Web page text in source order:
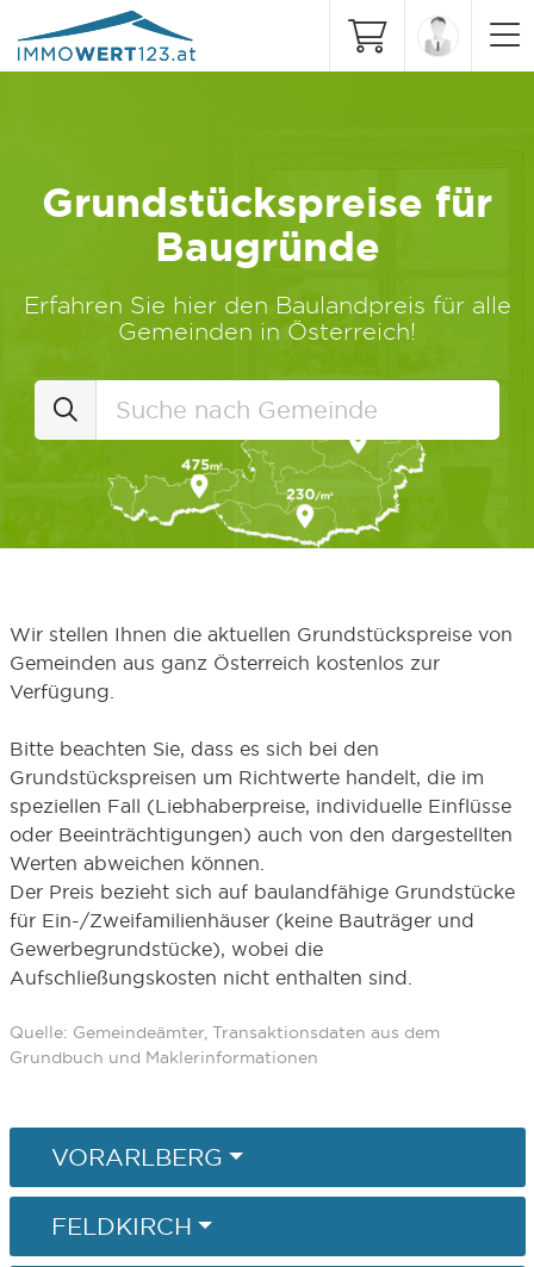
Grundstückspreise für
Baugründe
Erfahren Sie hier den Baulandpreis für alle
Gemeinden in Österreich!
Wir stellen Ihnen die aktuellen Grundstückspreise von
Gemeinden aus ganz Österreich kostenlos zur
Verfügung.
Bitte beachten Sie, dass es sich bei den
Grundstückspreisen um Richtwerte handelt, die im
speziellen Fall (Liebhaberpreise, individuelle Einflüsse
oder Beeinträchtigungen) auch von den dargestellten
Werten abweichen können.
Der Preis bezieht sich auf baulandfähige Grundstücke
für Ein-/Zweifamilienhäuser (keine Bauträger und
Gewerbegrundstücke), wobei die
Aufschließungskosten nicht enthalten sind.
Quelle: Gemeindeämter, Transaktionsdaten aus dem
Grundbuch und Maklerinformationen
VORARLBERG
FELDKIRCH